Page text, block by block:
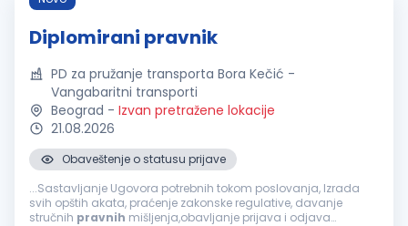
Diplomirani pravnik
PD za pružanje transporta Bora Kečić -
Vangabaritni transporti
Beograd - Izvan pretražene lokacije
21.08.2026
Obaveštenje o statusu prijave
...Sastavljanje Ugovora potrebnih tokom poslovanja, Izrada
svih opštih akata, praćenje zakonske regulative, davanje
stručnih pravnih mišljenja,obavljanje prijava i odjava